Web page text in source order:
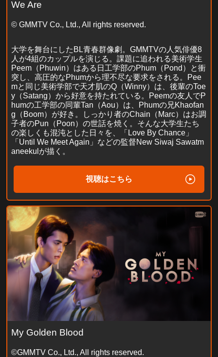
We Are
© GMMTV Co., Ltd., All rights reserved.
大学を舞台にしたBL青春群像劇。GMMTVの人気俳優8
人が4組のカップルを演じる。課題に追われる美術学生
Peem（Phuwin）はある日工学部のPhum（Pond）と衝
突し、高圧的なPhumから理不尽な要求をされる。Pee
mと同じ美術学部で天才肌のQ（Winny）は、後輩のToe
y（Satang）から好意を持たれている。Peemの友人でP
humの工学部の同輩Tan（Aou）は、Phumの兄Khaofan
g（Boom）が好き。しっかり者のChain（Marc）はお調
子者のPun（Poon）の世話を焼く。そんな大学生たち
の楽しくも混沌とした日々を、「Love By Chance」
「Until We Meet Again」などの監督New Siwaj Sawatm
aneekulが描く。
視聴はこちら
My Golden Blood
©GMMTV Co., Ltd., All rights reserved.